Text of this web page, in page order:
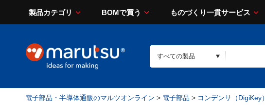
製品カテゴリ BOMで買う ものづくり一貫サービス
電子部品・半導体通販のマルツオンライン > 電子部品 > コンデンサ（DigiKey）